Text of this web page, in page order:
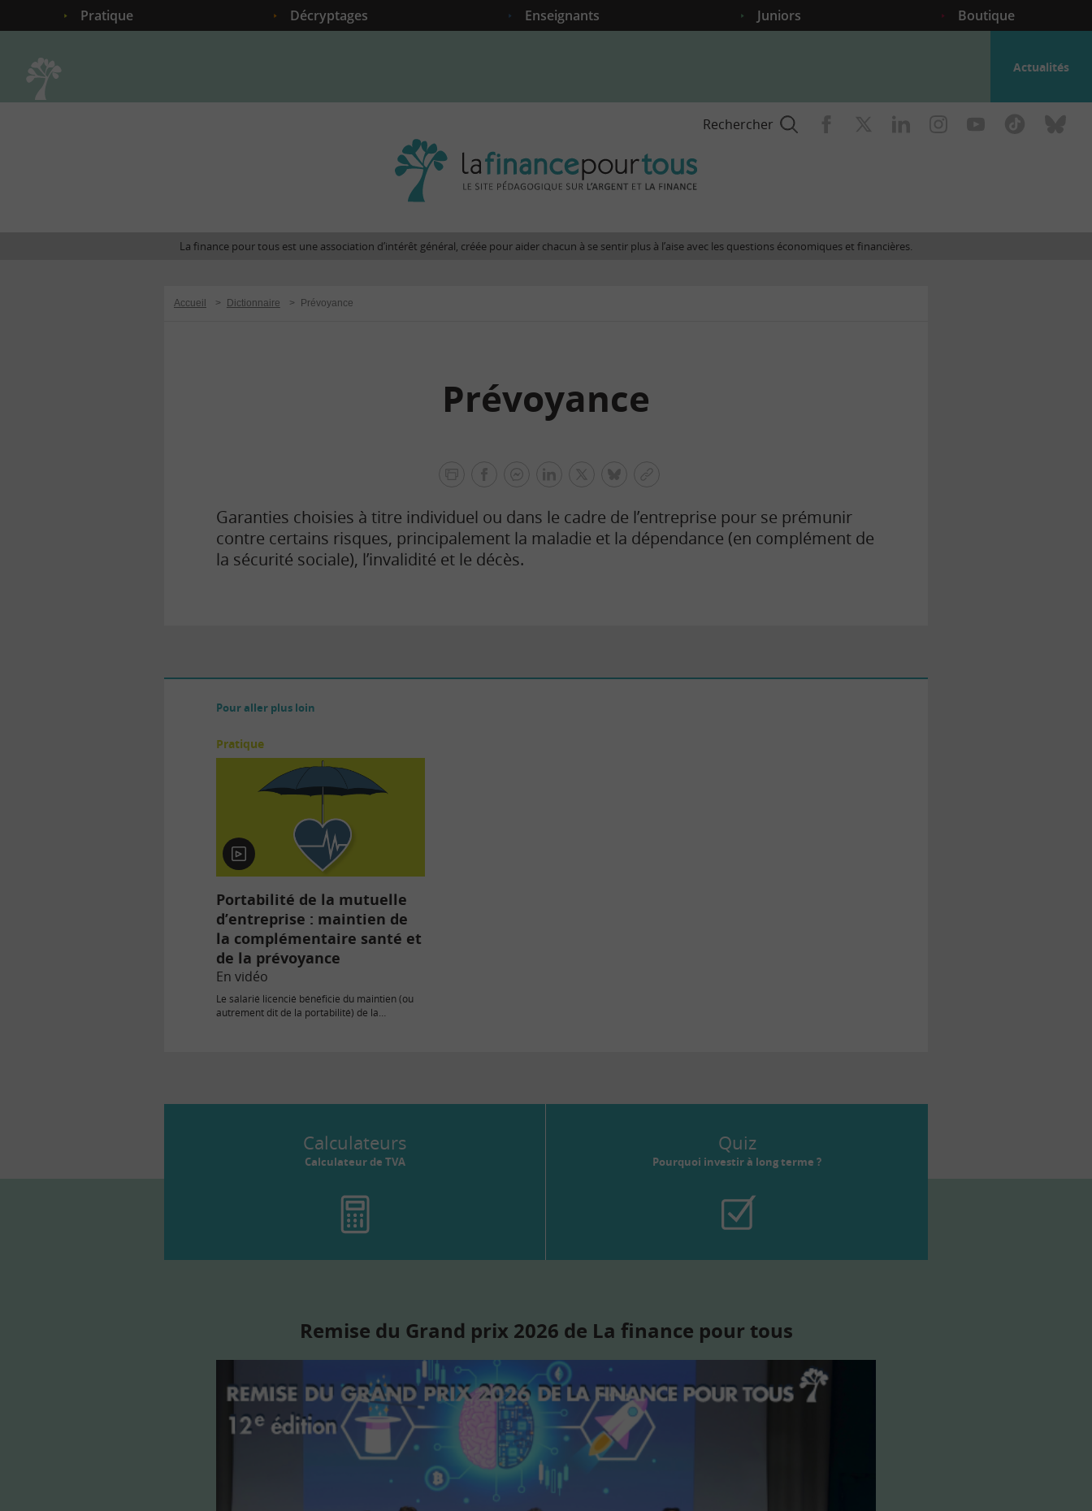
Pratique Décryptages Enseignants Juniors Boutique
Actualités
Rechercher
finance
site
La finance pour tous est une association d’intérêt général, créée pour aider chacun à se sentir plus à l’aise avec les questions économiques et financières.
Accueil > Dictionnaire > Prévoyance
Prévoyance
lien
Garanties choisies à titre individuel ou dans le cadre de l’entreprise pour se prémunir
contre certains risques, principalement la maladie et la dépendance (en complément de
la sécurité sociale), l’invalidité et le décès.
Pour aller plus loin
Pratique
En
vidéo
Portabilité de la mutuelle
d’entreprise : maintien de
la complémentaire santé et
de la prévoyance
En vidéo
Le salarié licencié bénéficie du maintien (ou
autrement dit de la portabilité) de la
Calculateurs
Calculateur de TVA
Quiz
Pourquoi investir à long terme ?
Remise du Grand prix 2026 de La finance pour tous